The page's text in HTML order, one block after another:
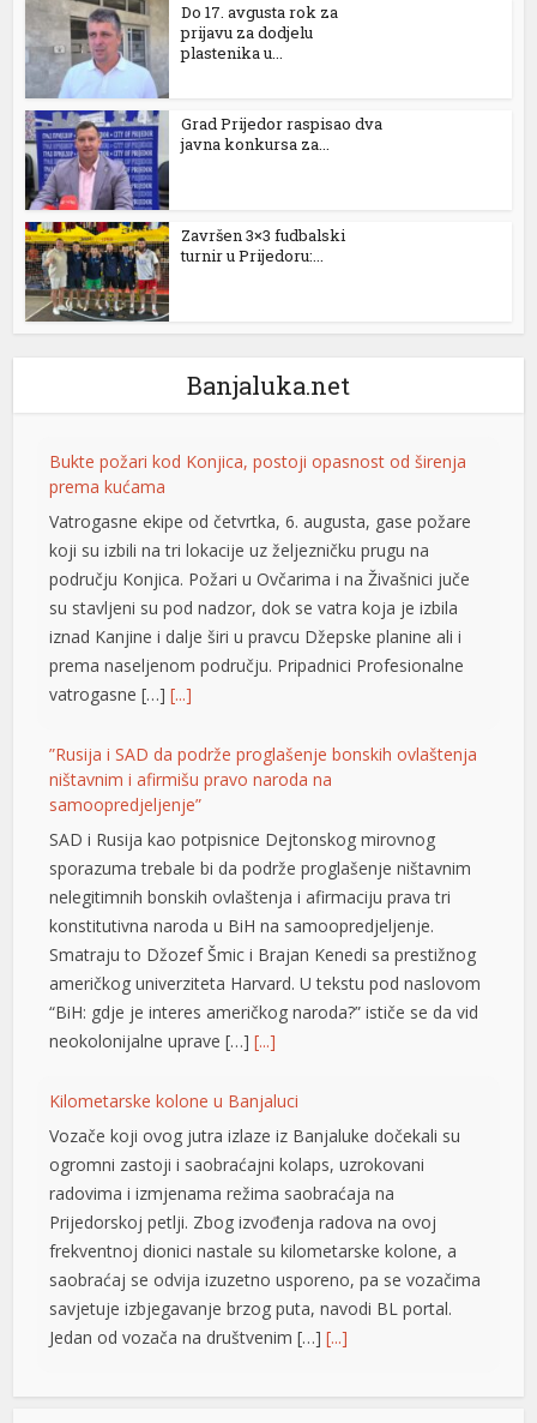
Do 17. avgusta rok za
prijavu za dodjelu
plastenika u...
Grad Prijedor raspisao dva
javna konkursa za...
Završen 3×3 fudbalski
turnir u Prijedoru:...
Banjaluka.net
Bukte požari kod Konjica, postoji opasnost od širenja
prema kućama
Vatrogasne ekipe od četvrtka, 6. augusta, gase požare
koji su izbili na tri lokacije uz željezničku prugu na
području Konjica. Požari u Ovčarima i na Živašnici juče
su stavljeni su pod nadzor, dok se vatra koja je izbila
iznad Kanjine i dalje širi u pravcu Džepske planine ali i
prema naseljenom području. Pripadnici Profesionalne
vatrogasne […][...]
”Rusija i SAD da podrže proglašenje bonskih ovlaštenja
ništavnim i afirmišu pravo naroda na
samoopredjeljenje”
SAD i Rusija kao potpisnice Dejtonskog mirovnog
sporazuma trebale bi da podrže proglašenje ništavnim
nelegitimnih bonskih ovlaštenja i afirmaciju prava tri
konstitutivna naroda u BiH na samoopredjeljenje.
Smatraju to Džozef Šmic i Brajan Kenedi sa prestižnog
američkog univerziteta Harvard. U tekstu pod naslovom
“BiH: gdje je interes američkog naroda?” ističe se da vid
neokolonijalne uprave […][...]
Kilometarske kolone u Banjaluci
Vozače koji ovog jutra izlaze iz Banjaluke dočekali su
ogromni zastoji i saobraćajni kolaps, uzrokovani
radovima i izmjenama režima saobraćaja na
Prijedorskoj petlji. Zbog izvođenja radova na ovoj
frekventnoj dionici nastale su kilometarske kolone, a
saobraćaj se odvija izuzetno usporeno, pa se vozačima
savjetuje izbjegavanje brzog puta, navodi BL portal.
Jedan od vozača na društvenim […][...]
Pripremite kišobrane: Nakon vrelog dana stižu pljuskovi i